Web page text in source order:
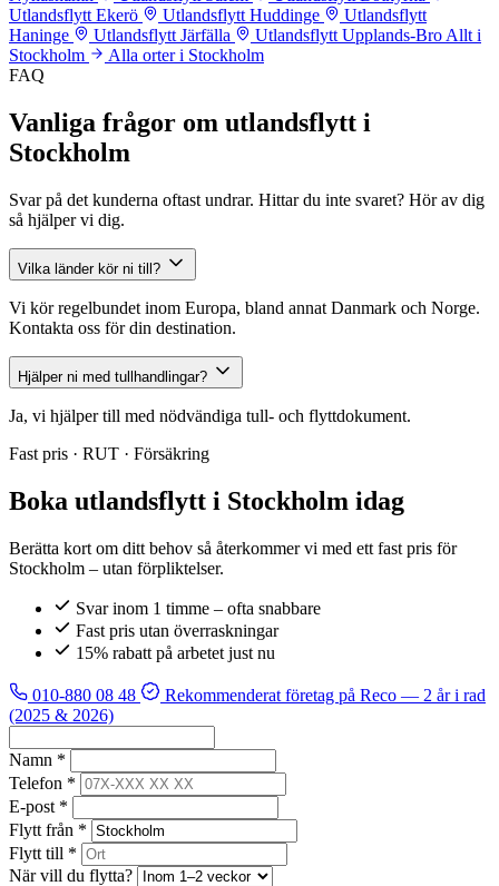
Utlandsflytt Ekerö
Utlandsflytt Huddinge
Utlandsflytt
Haninge
Utlandsflytt Järfälla Utlandsflytt Upplands-Bro Allt i
Stockholm
Alla orter i Stockholm
FAQ
Vanliga frågor om utlandsflytt i
Stockholm
Svar på det kunderna oftast undrar. Hittar du inte svaret? Hör av dig
så hjälper vi dig.
Vilka länder kör ni till?
Vi kör regelbundet inom Europa, bland annat Danmark och Norge.
Kontakta oss för din destination.
Hjälper ni med tullhandlingar?
Ja, vi hjälper till med nödvändiga tull- och flyttdokument.
Fast pris · RUT · Försäkring
Boka utlandsflytt i Stockholm idag
Berätta kort om ditt behov så återkommer vi med ett fast pris för
Stockholm – utan förpliktelser.
Svar inom 1 timme – ofta snabbare
Fast pris utan överraskningar
15% rabatt på arbetet just nu
010-880 08 48 Rekommenderat företag på Reco — 2 år i rad
(2025 & 2026)
Namn *
Telefon *
E-post *
Flytt från *
Flytt till *
När vill du flytta?